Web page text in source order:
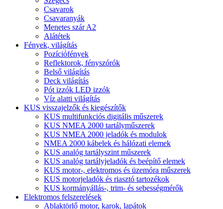
Csavarok
Csavaranyák
Menetes szár A2
Alátétek
Fények, világítás
Pozíciófények
Reflektorok, fényszórók
Belső világítás
Deck világítás
Pót izzók LED izzók
Víz alatti világítás
KUS visszajelzők és kiegészítők
KUS multifunkciós digitális műszerek
KUS NMEA 2000 tartályműszerek
KUS NMEA 2000 jeladók és modulok
NMEA 2000 kábelek és hálózati elemek
KUS analóg tartályszint műszerek
KUS analóg tartályjeladók és beépítő elemek
KUS motor-, elektromos és üzemóra műszerek
KUS motorjeladók és riasztó tartozékok
KUS kormányállás-, trim- és sebességmérők
Elektromos felszerelések
Ablaktörlő motor, karok, lapátok